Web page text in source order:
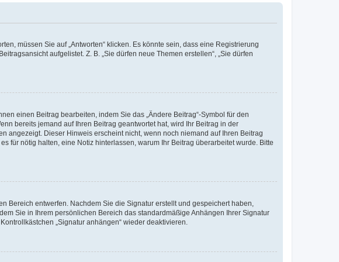
müssen Sie auf „Antworten“ klicken. Es könnte sein, dass eine Registrierung
aufgelistet. Z. B. „Sie dürfen neue Themen erstellen“, „Sie dürfen
einen Beitrag bearbeiten, indem Sie das „Ändere Beitrag“-Symbol für den
bereits jemand auf Ihren Beitrag geantwortet hat, wird Ihr Beitrag in der
angezeigt. Dieser Hinweis erscheint nicht, wenn noch niemand auf Ihren Beitrag
für nötig halten, eine Notiz hinterlassen, warum Ihr Beitrag überarbeitet wurde. Bitte
Bereich entwerfen. Nachdem Sie die Signatur erstellt und gespeichert haben,
Sie in Ihrem persönlichen Bereich das standardmäßige Anhängen Ihrer Signatur
„Signatur anhängen“ wieder deaktivieren.